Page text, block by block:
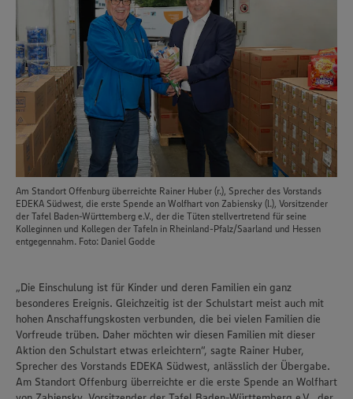
Am Standort Offenburg überreichte Rainer Huber (r.), Sprecher des Vorstands
EDEKA Südwest, die erste Spende an Wolfhart von Zabiensky (l.), Vorsitzender
der Tafel Baden-Württemberg e.V., der die Tüten stellvertretend für seine
Kolleginnen und Kollegen der Tafeln in Rheinland-Pfalz/Saarland und Hessen
entgegennahm. Foto: Daniel Godde
„Die Einschulung ist für Kinder und deren Familien ein ganz
besonderes Ereignis. Gleichzeitig ist der Schulstart meist auch mit
hohen Anschaffungskosten verbunden, die bei vielen Familien die
Vorfreude trüben. Daher möchten wir diesen Familien mit dieser
Aktion den Schulstart etwas erleichtern“, sagte Rainer Huber,
Sprecher des Vorstands EDEKA Südwest, anlässlich der Übergabe.
Am Standort Offenburg überreichte er die erste Spende an Wolfhart